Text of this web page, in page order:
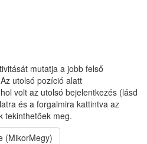
mutatja a jobb felső
utolsó pozíció alatt
volt az utolsó bejelentkezés (lásd
és a forgalmira kattintva az
tekinthetőek meg.
(MikorMegy)